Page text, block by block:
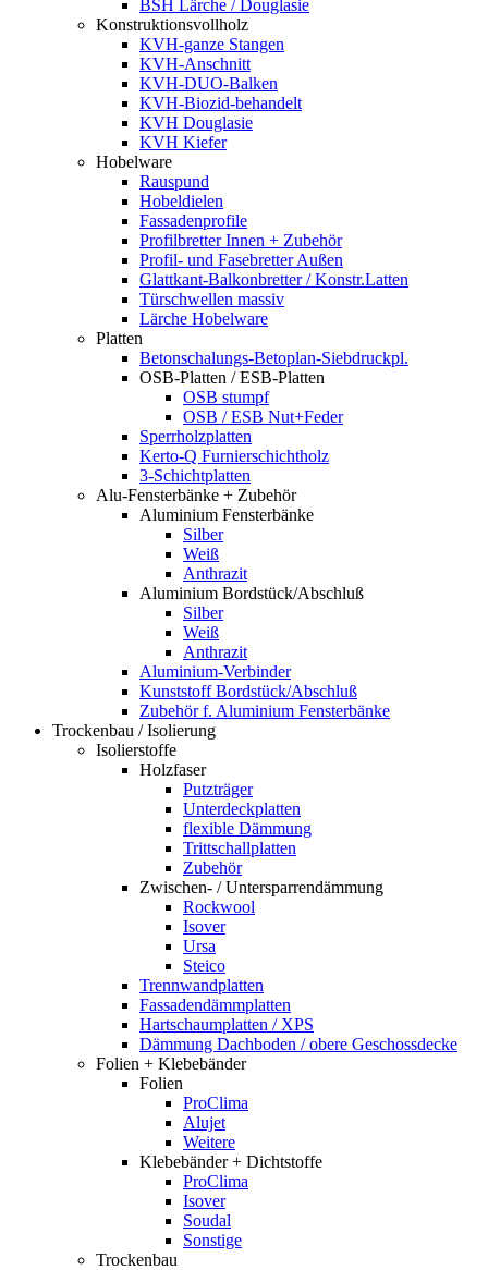
BSH Lärche / Douglasie
Konstruktionsvollholz
KVH-ganze Stangen
KVH-Anschnitt
KVH-DUO-Balken
KVH-Biozid-behandelt
KVH Douglasie
KVH Kiefer
Hobelware
Rauspund
Hobeldielen
Fassadenprofile
Profilbretter Innen + Zubehör
Profil- und Fasebretter Außen
Glattkant-Balkonbretter / Konstr.Latten
Türschwellen massiv
Lärche Hobelware
Platten
Betonschalungs-Betoplan-Siebdruckpl.
OSB-Platten / ESB-Platten
OSB stumpf
OSB / ESB Nut+Feder
Sperrholzplatten
Kerto-Q Furnierschichtholz
3-Schichtplatten
Alu-Fensterbänke + Zubehör
Aluminium Fensterbänke
Silber
Weiß
Anthrazit
Aluminium Bordstück/Abschluß
Silber
Weiß
Anthrazit
Aluminium-Verbinder
Kunststoff Bordstück/Abschluß
Zubehör f. Aluminium Fensterbänke
Trockenbau / Isolierung
Isolierstoffe
Holzfaser
Putzträger
Unterdeckplatten
flexible Dämmung
Trittschallplatten
Zubehör
Zwischen- / Untersparrendämmung
Rockwool
Isover
Ursa
Steico
Trennwandplatten
Fassadendämmplatten
Hartschaumplatten / XPS
Dämmung Dachboden / obere Geschossdecke
Folien + Klebebänder
Folien
ProClima
Alujet
Weitere
Klebebänder + Dichtstoffe
ProClima
Isover
Soudal
Sonstige
Trockenbau